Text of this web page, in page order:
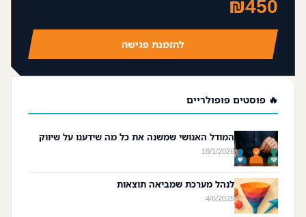
₪450
להזמנת פגישה
🔥 פוסטים פופולריים
המודל האנושי שמשנה את כל מה שידענו על שיווק
18/1/2026
לנהל מערכת שמביאה תוצאות
4/6/2025